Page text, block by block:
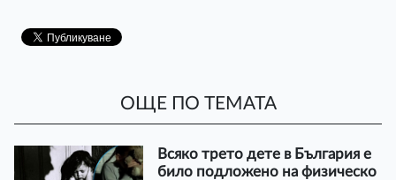
ОЩЕ ПО ТЕМАТА
Всяко трето дете в България е
било подложено на физическо